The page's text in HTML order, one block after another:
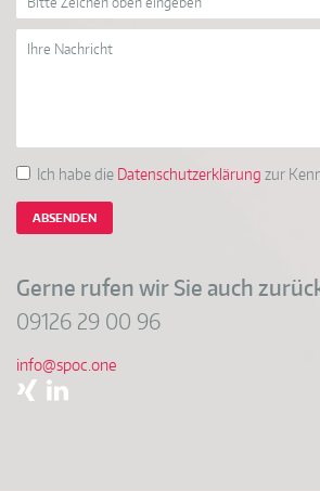
Ich habe die Datenschutzerklärung zur
ABSENDEN
Gerne rufen wir Sie auch
09126 29 00 96
info@spoc.one